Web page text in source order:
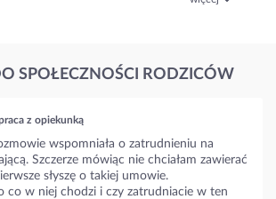
SPOŁECZNOŚCI RODZICÓW
wspomniała o zatrudnieniu na
mówiąc nie chciałam zawierać
o takiej umowie.
chodzi i czy zatrudniacie w ten